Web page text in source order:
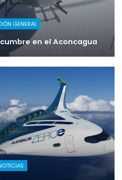
GENERAL
cumbre en el Aconcagua